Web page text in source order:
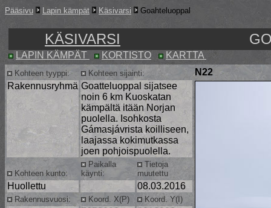
Pääsivu Lapin kämpät Käsivarsi Goahteluoppal
KÄSIVARSI
LAPIN KÄMPÄT KORTISTO KARTTA
Kohteen tyyppi: Kohteen sijainti:
N22
Rakennusryhmä Goatteluoppal sijatsee
noin 6 km Kuoskatan
kämpältä itään Norjan
puolella. Isohkosta
Gámasjávrista koilliseen,
laajassa kokimutkassa
joen pohjoispuolella.
Kohteen kunto:
Paikalla
käynti:
Tietoja
muutettu
Huollettu 08.03.2016
Rakennusvuosi: Koord. X(P) Koord. Y(I)